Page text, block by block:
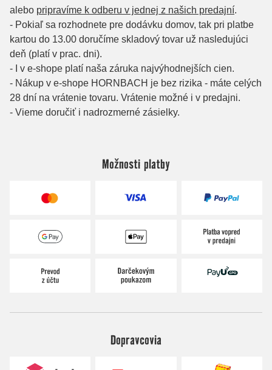
Možnosti platby
Dopravcovia